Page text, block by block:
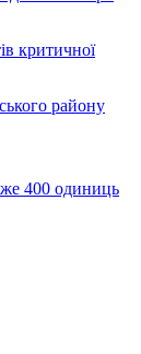
критичної
району
400 одиниць